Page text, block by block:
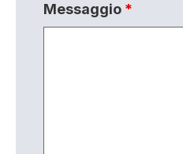
Messaggio *